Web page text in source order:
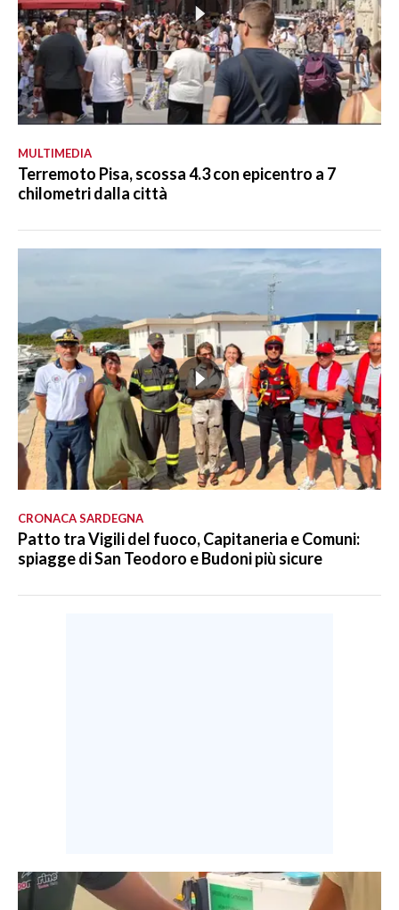
MULTIMEDIA
Terremoto Pisa, scossa 4.3 con epicentro a 7
chilometri dalla città
CRONACA SARDEGNA
Patto tra Vigili del fuoco, Capitaneria e Comuni:
spiagge di San Teodoro e Budoni più sicure